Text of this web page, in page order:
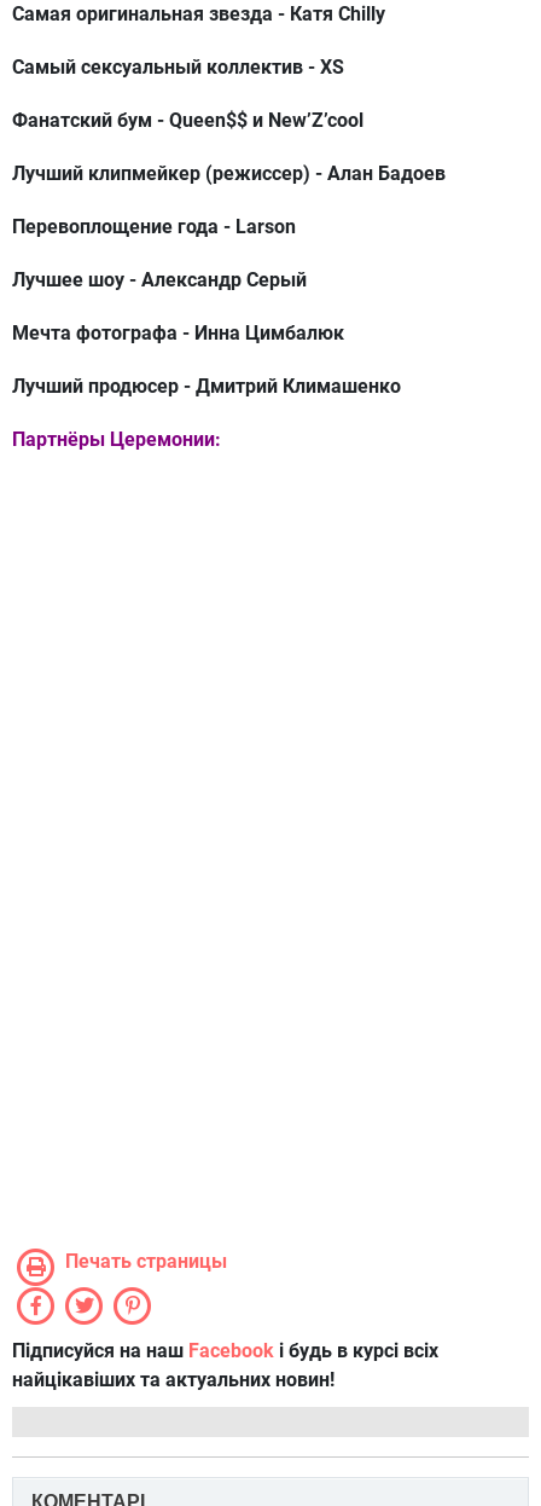
Самая оригинальная звезда - Катя Chilly
Самый сексуальный коллектив - XS
Фанатский бум - Queen$$ и New’Z’cool
Лучший клипмейкер (режиссер) - Алан Бадоев
Перевоплощение года - Larson
Лучшее шоу - Александр Серый
Мечта фотографа - Инна Цимбалюк
Лучший продюсер - Дмитрий Климашенко
Партнёры Церемонии:
Печать страницы
Підписуйся на наш Facebook і будь в курсі всіх
найцікавіших та актуальних новин!